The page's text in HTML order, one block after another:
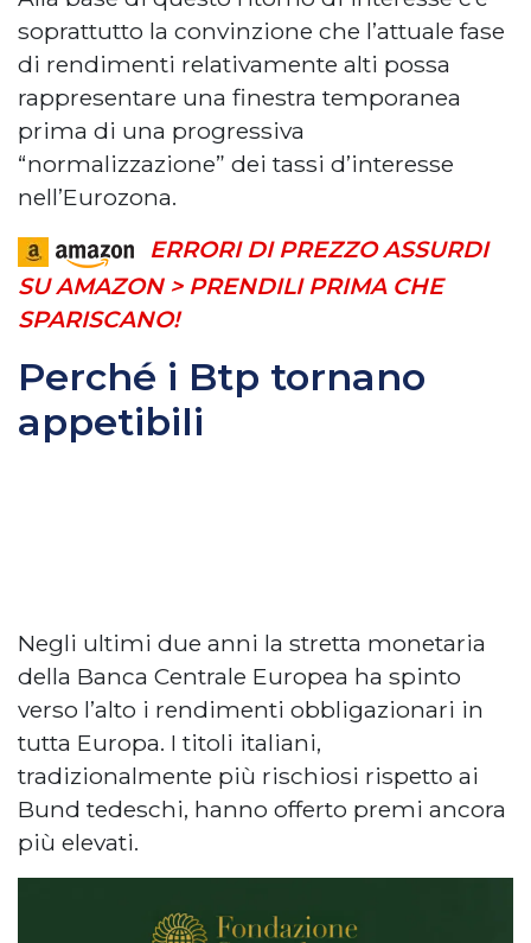
soprattutto la convinzione che l’attuale fase
di rendimenti relativamente alti possa
rappresentare una finestra temporanea
prima di una progressiva
“normalizzazione” dei tassi d’interesse
nell’Eurozona.
ERRORI DI PREZZO ASSURDI
SU AMAZON > PRENDILI PRIMA CHE
SPARISCANO!
Perché i Btp tornano
appetibili
Negli ultimi due anni la stretta monetaria
della Banca Centrale Europea ha spinto
verso l’alto i rendimenti obbligazionari in
tutta Europa. I titoli italiani,
tradizionalmente più rischiosi rispetto ai
Bund tedeschi, hanno offerto premi ancora
più elevati.